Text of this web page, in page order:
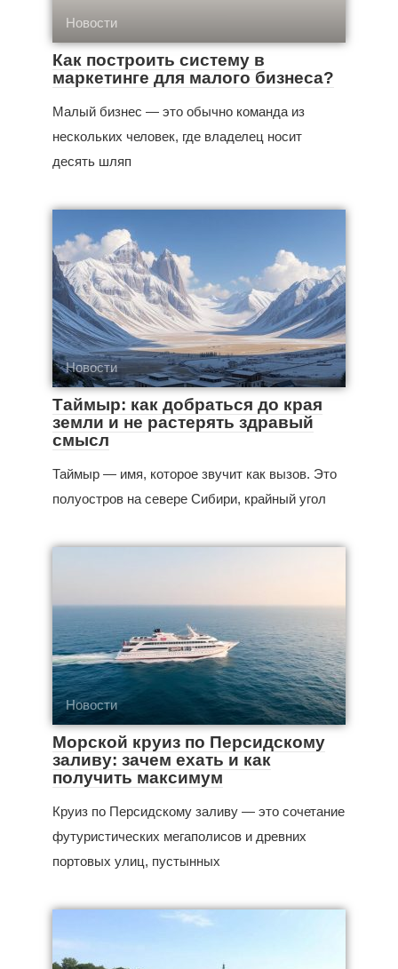
Новости
Как построить систему в
маркетинге для малого бизнеса?
Малый бизнес — это обычно команда из
нескольких человек, где владелец носит
десять шляп
Новости
Таймыр: как добраться до края
земли и не растерять здравый
смысл
Таймыр — имя, которое звучит как вызов. Это
полуостров на севере Сибири, крайный угол
Новости
Морской круиз по Персидскому
заливу: зачем ехать и как
получить максимум
Круиз по Персидскому заливу — это сочетание
футуристических мегаполисов и древних
портовых улиц, пустынных